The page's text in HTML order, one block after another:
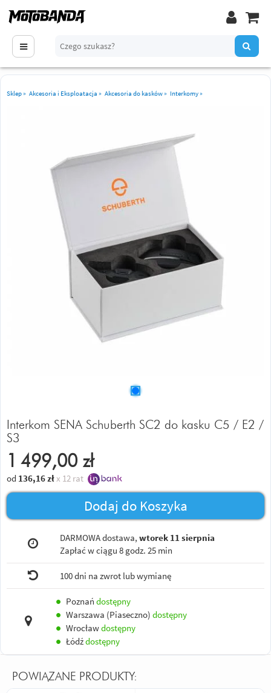
Sklep» Akcesoria i Eksploatacja » Akcesoria do kasków» Interkomy»
Interkom SENA Schuberth SC2 do kasku C5 / E2 /
S3
1 499,00 zł
od 136,16 zł x 12 rat
Dodaj do Koszyka
DARMOWA dostawa, wtorek 11 sierpnia
Zapłać w ciągu 8 godz. 25 min
100 dni na zwrot lub wymianę
● Poznań dostępny
● Warszawa (Piaseczno) dostępny
● Wrocławdostępny
● Łódźdostępny
POWIĄZANE PRODUKTY: